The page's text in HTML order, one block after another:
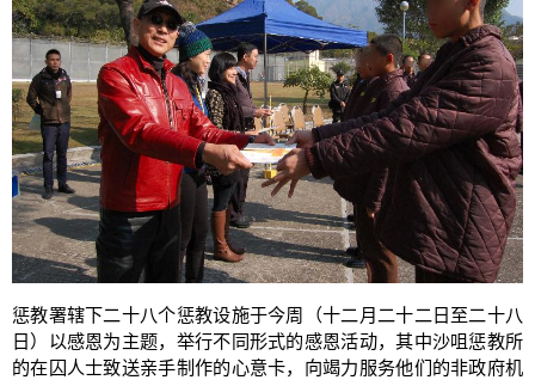
惩教署辖下二十八个惩教设施于今周（十二月二十二日至二十八
日）以感恩为主题，举行不同形式的感恩活动，其中沙咀惩教所
的在囚人士致送亲手制作的心意卡，向竭力服务他们的非政府机